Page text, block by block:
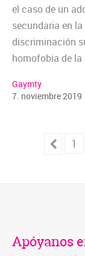
el caso de un
secundaria en
discriminación
homofobia de la
Gaymty
7 noviembre2019
1
Apóyanos